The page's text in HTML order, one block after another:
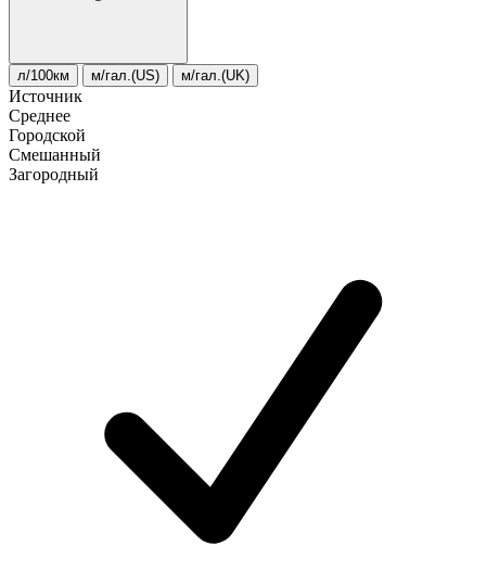
л/100км м/гал.(US) м/гал.(UK)
Источник
Среднее
Городской
Смешанный
Загородный